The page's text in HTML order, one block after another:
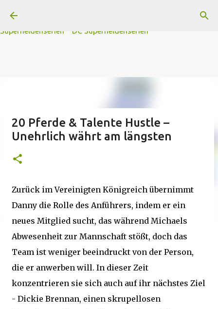
N
Superheldenserien
DC Superheldenserien
20 Pferde & Talente Hustle –
Unehrlich währt am längsten
Zurück im Vereinigten Königreich übernimmt
Danny die Rolle des Anführers, indem er ein
neues Mitglied sucht, das während Michaels
Abwesenheit zur Mannschaft stößt, doch das
Team ist weniger beeindruckt von der Person,
die er anwerben will. In dieser Zeit
konzentrieren sie sich auch auf ihr nächstes Ziel
- Dickie Brennan, einen skrupellosen